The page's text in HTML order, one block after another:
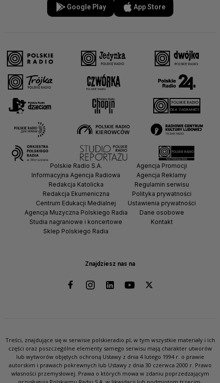
Google Play App Store
Znajdziesz nas na
Polskie Radio S.A.
Informacyjna Agencja Radiowa
Redakcja Katolicka
Redakcja Ekumeniczna
Centrum Edukacji Medialnej
Agencja Muzyczna Polskiego Radia
Studia nagraniowe i koncertowe
Sklep Polskiego Radia
Agencja Promocji
Agencja Reklamy
Regulamin serwisu
Polityka prywatności
Ustawienia prywatności
Dane osobowe
Kontakt
Treści, znajdujące się w serwisie polskieradio.pl, w tym wszystkie materiały i ich
części oraz poszczególne elementy samego serwisu mają charakter utworów
lub wytworów objętych ochroną Ustawy z dnia 4 lutego 1994 r. o prawie
autorskim i prawach pokrewnych lub Ustawy z dnia 30 czerwca 2000 r. Prawo
własności przemysłowej. Prawa o których mowa w zdaniu poprzedzającym